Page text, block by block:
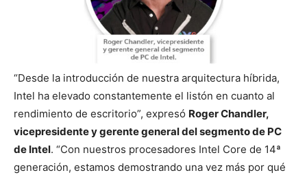
“Desde la introducción de nuestra arquitectura híbrida,
Intel ha elevado constantemente el listón en cuanto al
rendimiento de escritorio”, expresó Roger Chandler,
vicepresidente y gerente general del segmento de PC
de Intel. “Con nuestros procesadores Intel Core de 14ª
generación, estamos demostrando una vez más por qué